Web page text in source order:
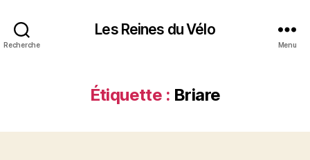
Recherche
Les Reines du Vélo
Menu
Étiquette : Briare